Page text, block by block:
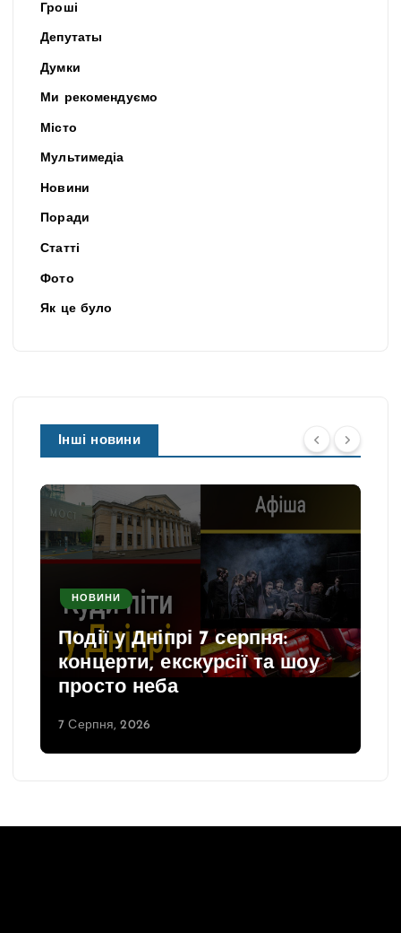
Гроші
Депутаты
Думки
Ми рекомендуємо
Місто
Мультимедіа
Новини
Поради
Статті
Фото
Як це було
Інші новини
НОВИНИ
Події у Дніпрі 7 серпня:
концерти, екскурсії та шоу
просто неба
7 Серпня, 2026